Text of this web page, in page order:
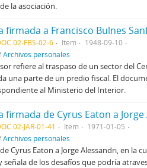
la asociación.
02-FBS-02-6 Item
1948-09-10
Archivos personales
refiere al traspaso de un sector del
una parte de un predio fiscal. El
al Ministerio del Interior.
02-JAR-01-41 Item
1971-01-05
Archivos personales
Cyrus Eaton a Jorge Alessandri, en la
señala de los desafíos que podría